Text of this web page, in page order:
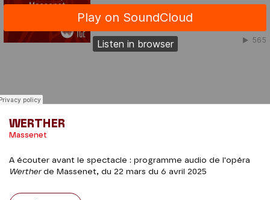
WERTHER
Massenet
A écouter avant le spectacle : programme audio de l'opéra
Wertherde Massenet, du 22 mars du 6 avril 2025